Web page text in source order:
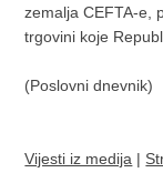
zemalja CEFTA-e,
trgovini koje
(Poslovni dnevnik)
Vijesti iz medija |